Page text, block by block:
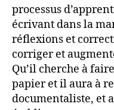
processus
écrivant dans la
réflexions et
corriger et
Qu’il cherche à
papier et il aura à
documentaliste, et